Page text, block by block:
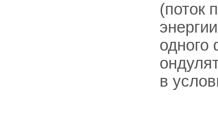
(поток
одного
в